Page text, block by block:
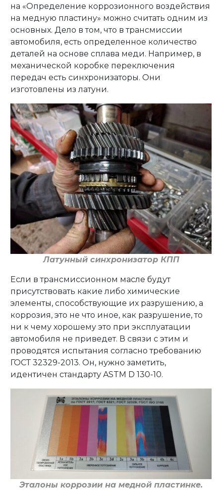
на «Определение коррозионного воздействия
на медную пластину» можно считать одним из
основных. Дело в том, что в трансмиссии
автомобиля, есть определенное количество
деталей на основе сплава меди. Например, в
механической коробке переключения
передач есть синхронизаторы. Они
изготовлены из латуни.
Латунный синхронизатор КПП
Если в трансмиссионном масле будут
присутствовать какие либо химические
элементы, способствующие их разрушению, а
коррозия, это не что иное, как разрушение, то
ни к чему хорошему это при эксплуатации
автомобиля не приведет. В связи с этим и
проводятся испытания согласно требованию
ГОСТ 32329-2013. Он, нужно заметить,
идентичен стандарту ASTM D 130-10.
Эталоны коррозии на медной пластинке.